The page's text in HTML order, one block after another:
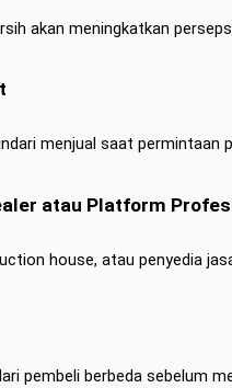
akan meningkatkan
menjual saat permintaan
atau Platform
house, atau penyedia
pembeli berbeda sebelum